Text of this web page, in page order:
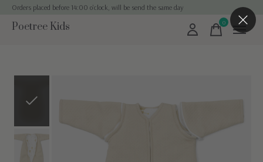
Orders placed before 14:00 o'clock, will be send the same day
Poetree Kids 0items